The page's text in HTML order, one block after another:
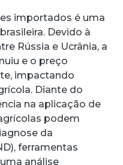
importados é uma
Devido à
Rússia e Ucrânia, a
e o preço
impactando
Diante do
na aplicação de
podem
da
ferramentas
análise